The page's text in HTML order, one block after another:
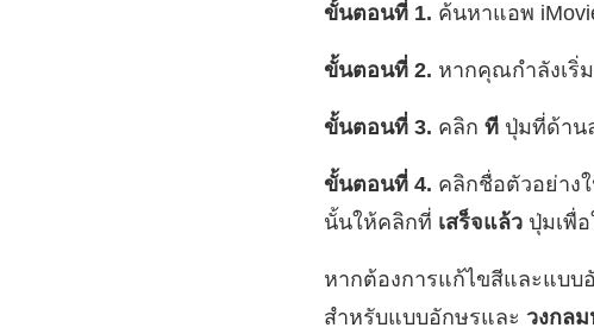
ขั้นตอนที่ 1. ค้นหาแอพ
ขั้นตอนที่ 2. หากคุณกำลังเริ่
ขั้นตอนที่ 3. คลิก ที ปุ่มที่ด้าน
ขั้นตอนที่ 4. คลิกชื่อตัวอย่าง
นั้นให้คลิกที่ เสร็จแล้ว ปุ่มเพื่
หากต้องการแก้ไขสีและแบบ
สำหรับแบบอักษรและ วงกล